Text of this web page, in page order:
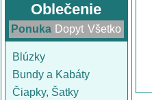
Oblečenie
Ponuka Dopyt Všetko
Blúzky
Bundy a Kabáty
Čiapky, Šatky